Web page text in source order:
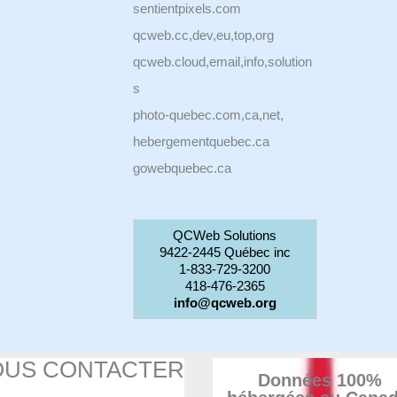
sentientpixels.com
qcweb.cc,dev,eu,top,org
qcweb.cloud,email,info,solution
s
photo-quebec.com,ca,net,
hebergementquebec.ca
gowebquebec.ca
QCWeb Solutions
9422-2445 Québec inc
1-833-729-3200
418-476-2365
info@qcweb.org
CONTACTER
Données 100%